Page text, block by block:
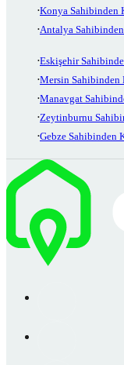
Konya Sahibinden
Antalya
Eskişehir
Mersin Sahibinden
Manavgat
Zeytinburnu
Gebze Sahibinden